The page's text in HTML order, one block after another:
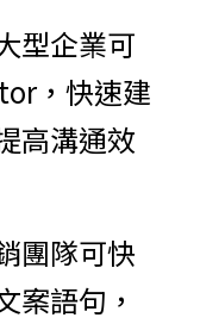
型企業可
，快速建
高溝通效
團隊可快
案語句，